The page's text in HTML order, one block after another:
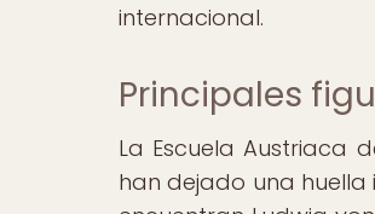
internacional.
Principales
La Escuela Austriaca
han dejado una huella